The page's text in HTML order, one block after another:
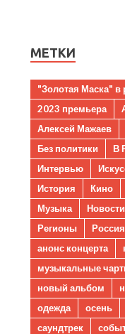
МЕТКИ
"Золотая Маска" в
2023 премьера
Алексей Мажаев
Без политики
В
Интервью
История
Кино
Музыка
Регионы
Россия
анонс концерта
музыкальные
новый альбом
одежда
осень
саундтрек